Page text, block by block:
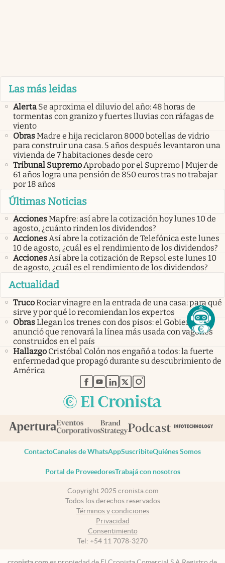
Las más leidas
Alerta Se aproxima el diluvio del año: 48 horas de
tormentas con granizo y fuertes lluvias con ráfagas de
viento
ObrasMadre e hija reciclaron 8000 botellas de vidrio
para construir una casa. 5 años después levantaron una
vivienda de 7 habitaciones desde cero
Tribunal Supremo Aprobado por el Supremo | Mujer de
61 años logra una pensión de 850 euros tras no trabajar
por 18 años
Últimas Noticias
AccionesMapfre: así abre la cotización hoy lunes 10 de
agosto, ¿cuánto rinden los dividendos?
AccionesAsí abre la cotización de Telefónica este lunes
10 de agosto, ¿cuál es el rendimiento de los dividendos?
AccionesAsí abre la cotización de Repsol este lunes 10
de agosto, ¿cuál es el rendimiento de los dividendos?
Actualidad
TrucoRociar vinagre en la entrada de una casa: para qué
sirve y por qué lo recomiendan los expertos
ObrasLlegan los trenes con dos pisos: el Gobierno
anunció que renovará la línea más usada con vagones
construidos en el país
Hallazgo Cristóbal Colón nos engañó a todos: la fuerte
enfermedad que propagó durante su descubrimiento de
América
abre en nueva pestaña
abre en nueva pestaña
abre en nueva pestaña
abre en nueva pestaña
abre en nueva pestaña
ContactoCanales de WhatsAppSuscribiteQuiénes Somos
Portal de ProveedoresTrabajá con nosotros
Copyright 2025 cronista.com
Todos los derechos reservados
Términos y condiciones
Privacidad
Consentimiento
Tel: +54 11 7078-3270